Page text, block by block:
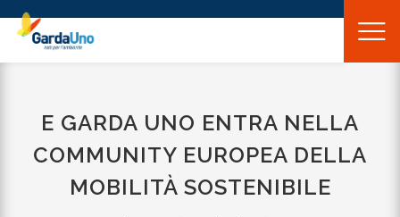
Gardauno
Spa
E GARDA UNO ENTRA NELLA
COMMUNITY EUROPEA DELLA
MOBILITÀ SOSTENIBILE